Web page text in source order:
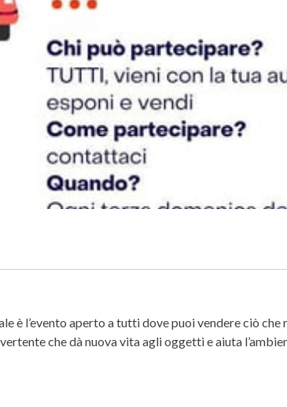
l’evento aperto a tutti dove puoi vendere ciò
che dà nuova vita agli oggetti e aiuta